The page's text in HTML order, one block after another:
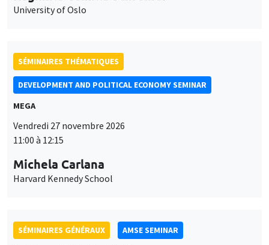
DEVELOPMENT AND POLITICAL ECONOMY SEMINAR
MEGA
Vendredi 27 novembre 2026
11:00 à 12:15
Michela Carlana
Harvard Kennedy School
Îlot Bernard du BoisAmphithéâtre